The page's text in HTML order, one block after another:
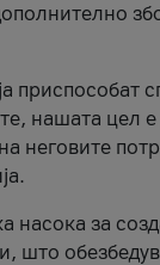
приспособат
нашата цел
неговите
насока за
што